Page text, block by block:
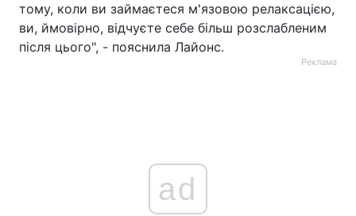
тому, коли ви займаєтеся м'язовою релаксацією,
ви, ймовірно, відчуєте себе більш розслабленим
після цього", - пояснила Лайонс.
Реклама
ad